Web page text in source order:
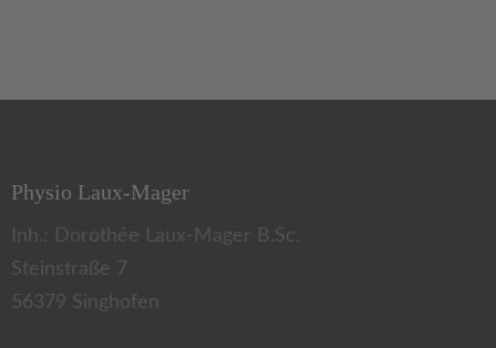
Physio Laux-Mager
Inh.: Dorothée Laux-Mager B.Sc.
Steinstraße 7
56379 Singhofen